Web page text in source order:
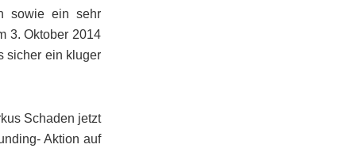
sowie ein sehr
3. Oktober 2014
sicher ein kluger
Schaden jetzt
Aktion auf